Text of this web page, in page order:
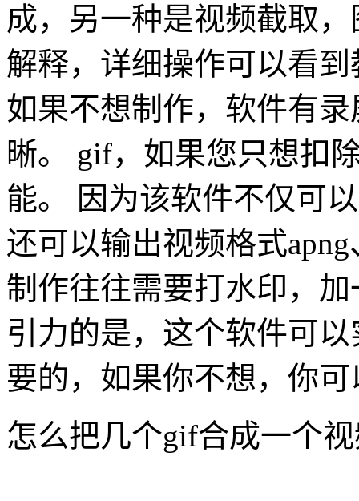
成，另一种是视频截取
解释，详细操作可以看到
如果不想制作，软件有
晰。 gif，如果您只想扣
能。 因为该软件不仅可
还可以输出视频格式
制作往往需要打水印，
引力的是，这个软件可
要的，如果你不想，你
怎么把几个gif合成一个